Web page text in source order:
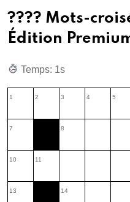
???? Mots-
Édition
Temps: 2s
1 2 3 4 5
7 8
10 11
13 14